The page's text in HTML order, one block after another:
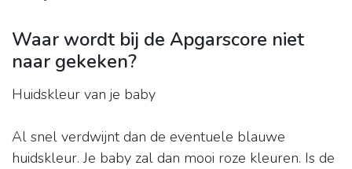
Waar wordt bij de Apgarscore niet
naar gekeken?
Huidskleur van je baby
Al snel verdwijnt dan de eventuele blauwe
huidskleur. Je baby zal dan mooi roze kleuren. Is de